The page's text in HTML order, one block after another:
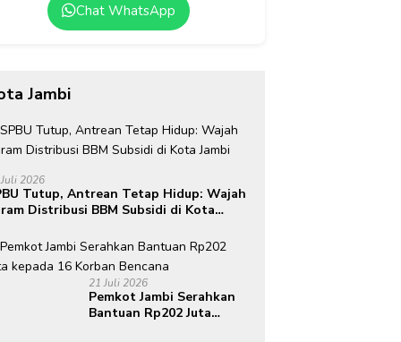
Chat WhatsApp
Jambi
2026
Tutup, Antrean Tetap Hidup: Wajah
Distribusi BBM Subsidi di Kota
21 Juli 2026
Pemkot Jambi Serahkan
Bantuan Rp202 Juta